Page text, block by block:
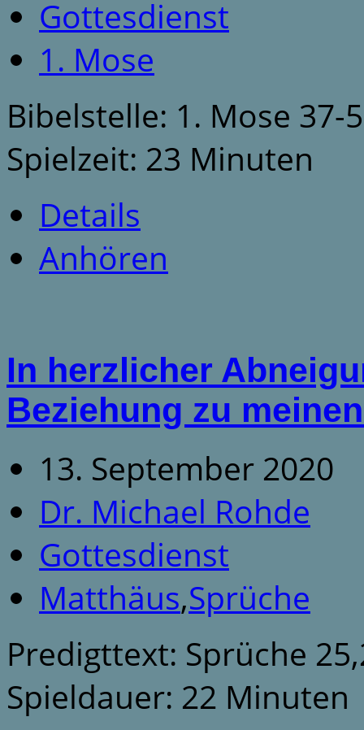
Gottesdienst
1. Mose
Bibelstelle: 1. Mose 37-
Spielzeit: 23 Minuten
Details
Anhören
In herzlicher
Beziehung zu
13. September 2020
Dr. Michael Rohde
Gottesdienst
Matthäus,Sprüche
Predigttext: Sprüche
Spieldauer: 22 Minuten